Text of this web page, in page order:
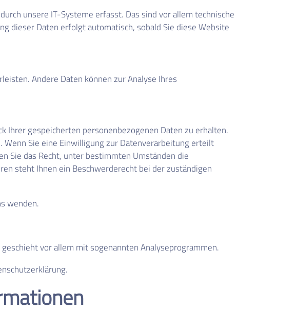
unsere IT-Systeme erfasst. Das sind vor allem technische
dieser Daten erfolgt automatisch, sobald Sie diese Website
Andere Daten können zur Analyse Ihres
Ihrer gespeicherten personenbezogenen Daten zu erhalten.
Wenn Sie eine Einwilligung zur Datenverarbeitung erteilt
Sie das Recht, unter bestimmten Umständen die
steht Ihnen ein Beschwerderecht bei der zuständigen
wenden.
vor allem mit sogenannten Analyseprogrammen.